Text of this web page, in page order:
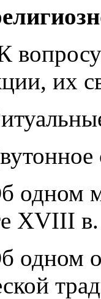
их
одном
XVIII в.
одном